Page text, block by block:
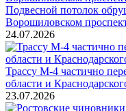
Подвесной потолок
Ворошиловском
24.07.2026
Трассу М-4 частично
области и
23.07.2026